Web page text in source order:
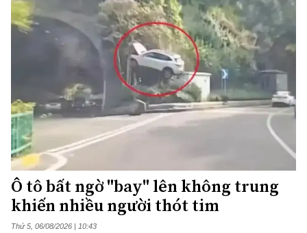
Ô tô bất ngờ "bay" lên không trung
khiến nhiều người thót tim
Thứ 5, 06/08/2026 | 10:43